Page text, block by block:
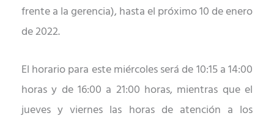
frente a la gerencia), hasta el próximo 10 de enero
de 2022.
El horario para este miércoles será de 10:15 a 14:00
horas y de 16:00 a 21:00 horas, mientras que el
jueves y viernes las horas de atención a los